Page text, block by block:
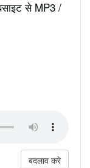
से MP3 /
बदलाव करे